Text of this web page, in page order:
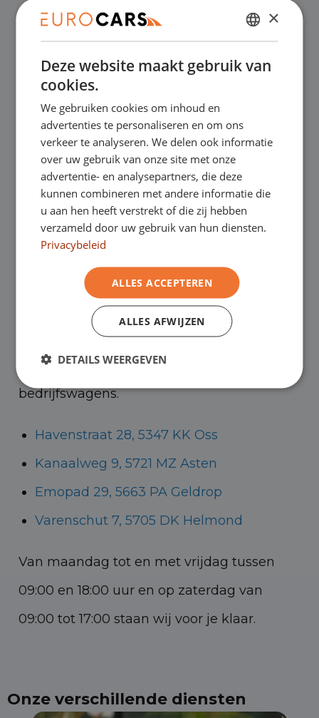
✔ Laagste prijsgarantie
Financial lease – Soepele acceptatie
Gratis thuisbezorgd bij online aankoop
Onze showrooms
Je bent van harte welkom in een van onze
showrooms om de occasions te bekijken –
en natuurlijk voor een lekkere kop koffie!
kunt in Asten terecht voor onze
bedrijfswagens en in Oss, Geldrop en
Helmond voor zowel personenauto’s als
bedrijfswagens.
Havenstraat 28, 5347 KK Oss
Kanaalweg 9, 5721 MZ Asten
Emopad 29, 5663 PA Geldrop
Varenschut 7, 5705 DK Helmond
Van maandag tot en met vrijdag tussen
09:00 en 18:00 uur en op zaterdag van
09:00 tot 17:00 staan wij voor je klaar.
Onze verschillende diensten
DUTCH
ENGLISH
×
Deze website maakt gebruik van
cookies.
We gebruiken cookies om inhoud en
advertenties te personaliseren en om ons
verkeer te analyseren. We delen ook informatie
over uw gebruik van onze site met onze
advertentie- en analysepartners, die deze
kunnen combineren met andere informatie die
u aan hen heeft verstrekt of die zij hebben
verzameld door uw gebruik van hun diensten.
Privacybeleid
ALLES ACCEPTEREN
ALLES AFWIJZEN
DETAILS WEERGEVEN